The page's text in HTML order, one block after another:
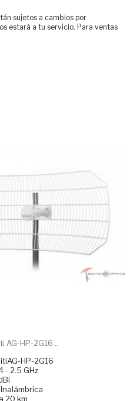
sujetos a cambios por
estará a tu servicio. Para ventas
HP-2G16...
HP-2G16
- 2.5 GHz
20 km